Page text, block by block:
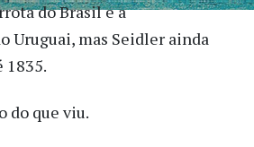
do Brasil e a
Uruguai, mas Seidler ainda
1835.
do que viu.